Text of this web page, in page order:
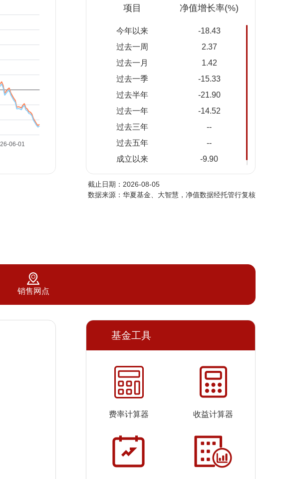
项目 净值增长率(%)
今年以来
-18.43
过去一周
2.37
过去一月
1.42
过去一季
-15.33
过去半年
-21.90
过去一年
-14.52
过去三年
--
过去五年
--
成立以来
-9.90
净值
累计净
2026-
0.5626
08-04
2026-
08-03
0.5568
2026-
07-31
0.5533
2026-
0.5491
2026-
07-29
0.5496 0.5496
07-22
2026-
07-21
0.5350 0.5350
2026-
07-20
0.5372
2026-
07-17
0.5416
2026-
0.5631
2026-
0.5558
截止日期：2026-08-05
数据来源：华夏基金、大智慧，净值数据经托管行复核
销售网点
基金工具
费率计算器 收益计算器